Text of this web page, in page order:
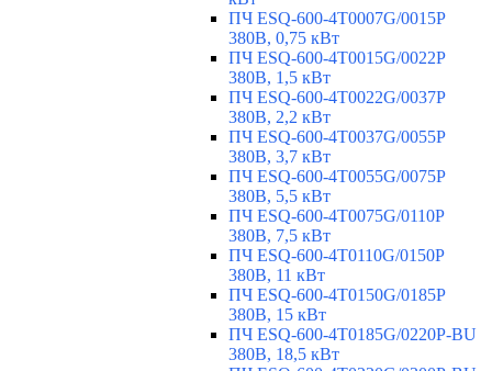
ПЧ ESQ-600-4T0007G/0015P
380В, 0,75 кВт
ПЧ ESQ-600-4T0015G/0022P
380В, 1,5 кВт
ПЧ ESQ-600-4T0022G/0037P
380В, 2,2 кВт
ПЧ ESQ-600-4T0037G/0055P
380В, 3,7 кВт
ПЧ ESQ-600-4T0055G/0075P
380В, 5,5 кВт
ПЧ ESQ-600-4T0075G/0110P
380В, 7,5 кВт
ПЧ ESQ-600-4T0110G/0150P
380В, 11 кВт
ПЧ ESQ-600-4T0150G/0185P
380В, 15 кВт
ПЧ ESQ-600-4T0185G/0220P-BU
380В, 18,5 кВт